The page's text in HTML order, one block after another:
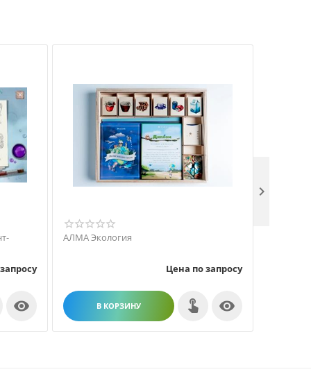

АЛМА Экология
Цена по запросу
В КОРЗИНУ 
